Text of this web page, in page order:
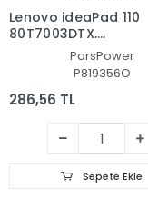
Lenovo ideaPad 110
80T7003DTX,
80T700FMTX Menteşe
ParsPower
P819356O
286,56 TL
Sepete Ekle